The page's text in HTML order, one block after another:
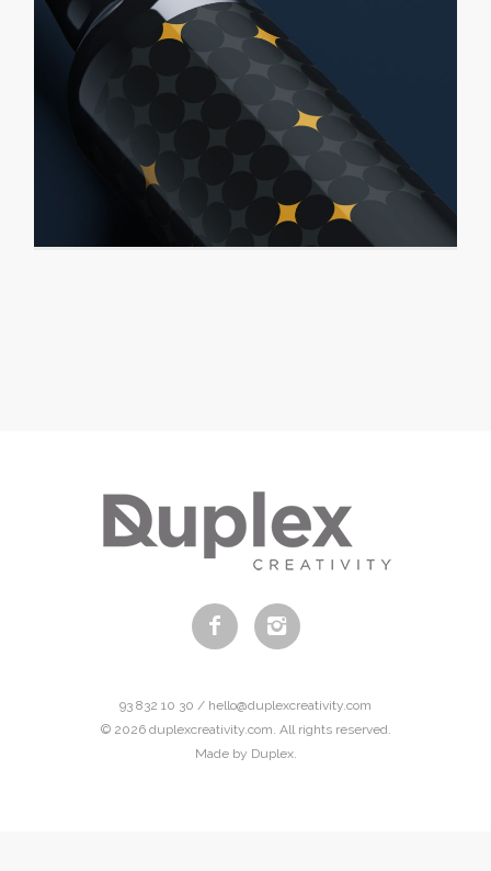
93 832 10 30 / hello@duplexcreativity.com
© 2026 duplexcreativity.com. All rights reserved.
Made by Duplex.